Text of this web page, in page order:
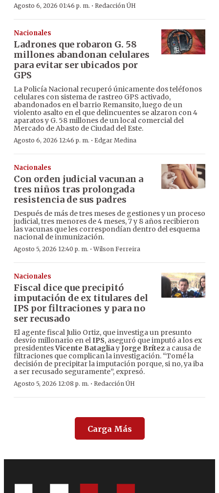
Agosto 6, 2026 01:46 p. m. · Redacción ÚH
Nacionales
Ladrones que robaron G. 58
millones abandonan celulares
para evitar ser ubicados por
GPS
La Policía Nacional recuperó únicamente dos teléfonos
celulares con sistema de rastreo GPS activado,
abandonados en el barrio Remansito, luego de un
violento asalto en el que delincuentes se alzaron con 4
aparatos y G. 58 millones de un local comercial del
Mercado de Abasto de Ciudad del Este.
Agosto 6, 2026 12:46 p. m. · Edgar Medina
Nacionales
Con orden judicial vacunan a
tres niños tras prolongada
resistencia de sus padres
Después de más de tres meses de gestiones y un proceso
judicial, tres menores de 4 meses, 7 y 8 años recibieron
las vacunas que les correspondían dentro del esquema
nacional de inmunización.
Agosto 5, 2026 12:40 p. m. ·Wilson Ferreira
Nacionales
Fiscal dice que precipitó
imputación de ex titulares del
IPS por filtraciones y para no
ser recusado
El agente fiscal Julio Ortiz, que investiga un presunto
desvío millonario en elIPS, aseguró que imputó a los ex
presidentesVicente BatagliayJorge Brítez a causa de
filtraciones que complican la investigación. “Tomé la
decisión de precipitar la imputación porque, si no, ya iba
a ser recusado seguramente”, expresó.
Agosto 5, 2026 12:08 p. m. · Redacción ÚH
Carga Más